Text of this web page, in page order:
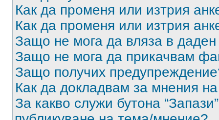
Как да променя или изтрия
Как да променя или изтрия
Защо не мога да вляза в
Защо не мога да прикачвам
Защо получих
Как да докладвам за мнения
За какво служи бутона